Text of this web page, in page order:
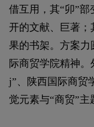
借互用，其“卯”
开的文献、巨著；
果的书架。方案力
际商贸学院精神。
j”、陕西国际商贸
觉元素与“商贸”主